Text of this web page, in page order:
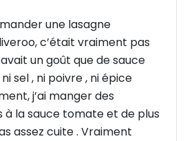
une lasagne
c’était vraiment pas
un goût que de sauce
sel , ni poivre , ni épice
j’ai manger des
la sauce tomate et de plus
assez cuite . Vraiment